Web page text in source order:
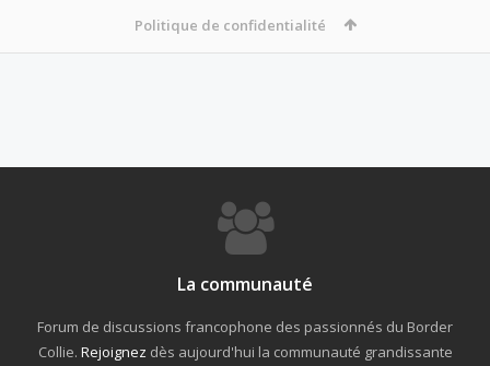
Politique de confidentialité
La communauté
Forum de discussions francophone des passionnés du Border
Collie. Rejoignez dès aujourd'hui la communauté grandissante